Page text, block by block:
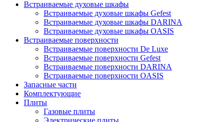
Встраиваемые духовые шкафы
Встраиваемые духовые шкафы Gefest
Встраиваемые духовые шкафы DARINA
Встраиваемые духовые шкафы OASIS
Встраиваемые поверхности
Встраиваемые поверхности De Luxe
Встраиваемые поверхности Gefest
Встраиваемые поверхности DARINA
Встраиваемые поверхности OASIS
Запасные части
Комплектующие
Плиты
Газовые плиты